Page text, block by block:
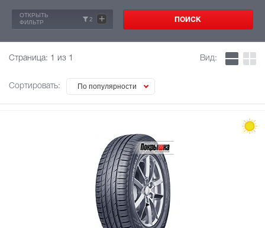
ОТКРЫТЬ
ФИЛЬТР
2 +
Страница: 1 из 1
Сортировать: По популярности
Вид: